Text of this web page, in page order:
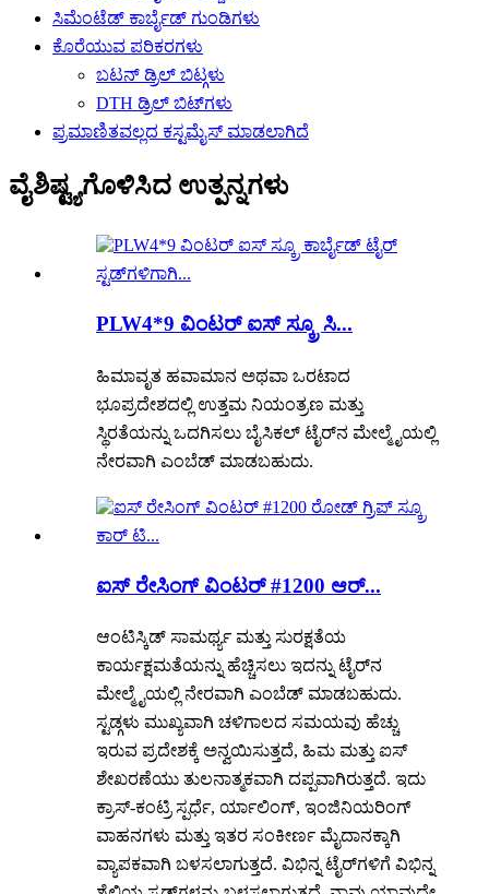
ಸಿಮೆಂಟೆಡ್ ಕಾರ್ಬೈಡ್ ಗುಂಡಿಗಳು
ಕೊರೆಯುವ ಪರಿಕರಗಳು
ಬಟನ್ ಡ್ರಿಲ್ ಬಿಟ್ಗಳು
DTH ಡ್ರಿಲ್ ಬಿಟ್‌ಗಳು
ಪ್ರಮಾಣಿತವಲ್ಲದ ಕಸ್ಟಮೈಸ್ ಮಾಡಲಾಗಿದೆ
ವೈಶಿಷ್ಟ್ಯಗೊಳಿಸಿದ ಉತ್ಪನ್ನಗಳು
PLW4*9 ವಿಂಟರ್ ಐಸ್ ಸ್ಕ್ರೂ ಸಿ...
ಹಿಮಾವೃತ ಹವಾಮಾನ ಅಥವಾ ಒರಟಾದ
ಭೂಪ್ರದೇಶದಲ್ಲಿ ಉತ್ತಮ ನಿಯಂತ್ರಣ ಮತ್ತು
ಸ್ಥಿರತೆಯನ್ನು ಒದಗಿಸಲು ಬೈಸಿಕಲ್ ಟೈರ್‌ನ ಮೇಲ್ಮೈಯಲ್ಲಿ
ನೇರವಾಗಿ ಎಂಬೆಡ್ ಮಾಡಬಹುದು.
ಐಸ್ ರೇಸಿಂಗ್ ವಿಂಟರ್ #1200 ಆರ್...
ಆಂಟಿಸ್ಕಿಡ್ ಸಾಮರ್ಥ್ಯ ಮತ್ತು ಸುರಕ್ಷತೆಯ
ಕಾರ್ಯಕ್ಷಮತೆಯನ್ನು ಹೆಚ್ಚಿಸಲು ಇದನ್ನು ಟೈರ್‌ನ
ಮೇಲ್ಮೈಯಲ್ಲಿ ನೇರವಾಗಿ ಎಂಬೆಡ್ ಮಾಡಬಹುದು.
ಸ್ಟಡ್ಗಳು ಮುಖ್ಯವಾಗಿ ಚಳಿಗಾಲದ ಸಮಯವು ಹೆಚ್ಚು
ಇರುವ ಪ್ರದೇಶಕ್ಕೆ ಅನ್ವಯಿಸುತ್ತದೆ, ಹಿಮ ಮತ್ತು ಐಸ್
ಶೇಖರಣೆಯು ತುಲನಾತ್ಮಕವಾಗಿ ದಪ್ಪವಾಗಿರುತ್ತದೆ. ಇದು
ಕ್ರಾಸ್-ಕಂಟ್ರಿ ಸ್ಪರ್ಧೆ, ರ್ಯಾಲಿಂಗ್, ಇಂಜಿನಿಯರಿಂಗ್
ವಾಹನಗಳು ಮತ್ತು ಇತರ ಸಂಕೀರ್ಣ ಮೈದಾನಕ್ಕಾಗಿ
ವ್ಯಾಪಕವಾಗಿ ಬಳಸಲಾಗುತ್ತದೆ. ವಿಭಿನ್ನ ಟೈರ್‌ಗಳಿಗೆ ವಿಭಿನ್ನ